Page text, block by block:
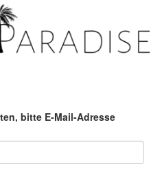
bitte E-Mail-Adresse